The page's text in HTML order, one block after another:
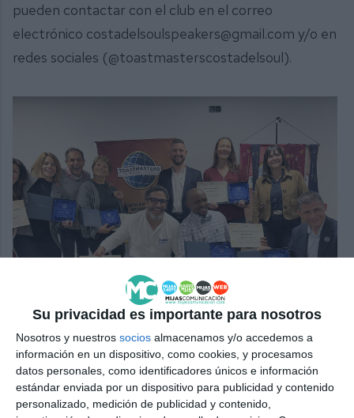
Su privacidad es importante para nosotros
Nosotros y nuestros socios almacenamos y/o accedemos a
información en un dispositivo, como cookies, y procesamos
datos personales, como identificadores únicos e información
estándar enviada por un dispositivo para publicidad y contenido
personalizado, medición de publicidad y contenido,
pueden contactar con el club en el correo
electrónico costadelsoulspeakers@gmail.com y/o en
redes sociales (@toastmasterscostadelsoul).
Varios de los primeros clasificados con sus distinciones.
Toastmasters International